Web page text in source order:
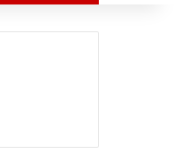
খুঁজুন